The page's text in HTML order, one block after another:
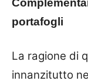
portafogli
La ragione di
innanzitutto